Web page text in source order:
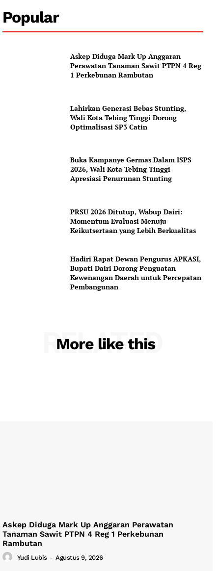
Magazine PRO
Company
Popular
Askep Diduga Mark Up Anggaran
Perawatan Tanaman Sawit PTPN 4 Reg
1 Perkebunan Rambutan
Lahirkan Generasi Bebas Stunting,
Wali Kota Tebing Tinggi Dorong
Optimalisasi SP3 Catin
Buka Kampanye Germas Dalam ISPS
2026, Wali Kota Tebing Tinggi
Apresiasi Penurunan Stunting
PRSU 2026 Ditutup, Wabup Dairi:
Momentum Evaluasi Menuju
Keikutsertaan yang Lebih Berkualitas
Hadiri Rapat Dewan Pengurus APKASI,
Bupati Dairi Dorong Penguatan
Kewenangan Daerah untuk Percepatan
Pembangunan
More like this
RELATED
Askep Diduga Mark Up Anggaran Perawatan
Tanaman Sawit PTPN 4 Reg 1 Perkebunan
Rambutan
Yudi Lubis - Agustus 9, 2026